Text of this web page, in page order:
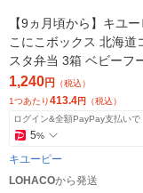
【9ヵ月頃から】キユ
こにこボックス 北海道
スタ弁当 3箱 ベビーフ
乳食
1,240円 （税込）
1つあたり413.4円 （税込）
ログイン&全額PayPay支払いで
5%
キユーピー
LOHACOから発送